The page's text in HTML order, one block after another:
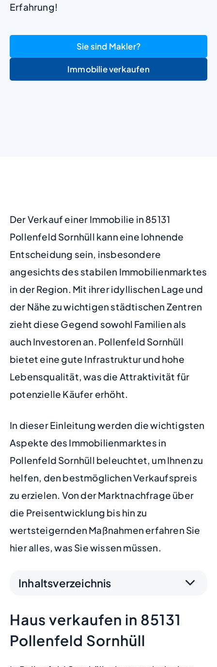
Erfahrung!
Sie sind Makler?
Immobilie verkaufen
Der Verkauf einer Immobilie in 85131
Pollenfeld Sornhüll kann eine lohnende
Entscheidung sein, insbesondere
angesichts des stabilen Immobilienmarktes
in der Region. Mit ihrer idyllischen Lage und
der Nähe zu wichtigen städtischen Zentren
zieht diese Gegend sowohl Familien als
auch Investoren an. Pollenfeld Sornhüll
bietet eine gute Infrastruktur und hohe
Lebensqualität, was die Attraktivität für
potenzielle Käufer erhöht.
In dieser Einleitung werden die wichtigsten
Aspekte des Immobilienmarktes in
Pollenfeld Sornhüll beleuchtet, um Ihnen zu
helfen, den bestmöglichen Verkaufspreis
zu erzielen. Von der Marktnachfrage über
die Preisentwicklung bis hin zu
wertsteigernden Maßnahmen erfahren Sie
hier alles, was Sie wissen müssen.
Inhaltsverzeichnis
Haus verkaufen in 85131
Pollenfeld Sornhüll